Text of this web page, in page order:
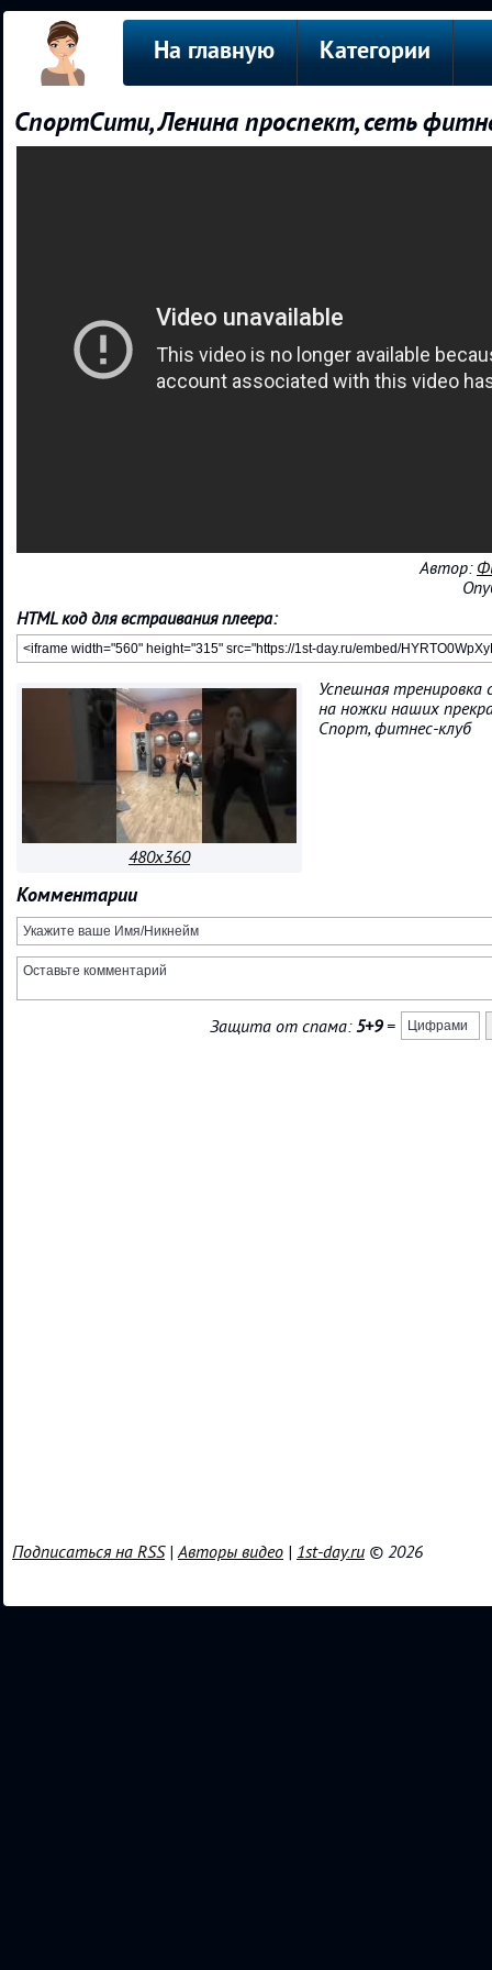
На главную Категории
СпортСити, Ленина проспект, сеть
Автор:
HTML код для встраивания плеера:
480x360
Успешная
на ножки наших
Спорт, фитнес-клуб
Комментарии
Защита от спама:5+9=
Подписаться на RSS|Авторы видео | 1st-day.ru © 2026